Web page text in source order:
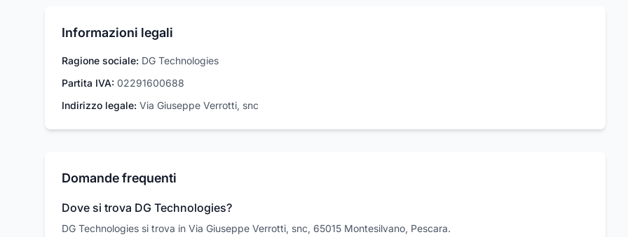
Informazioni legali
Ragione sociale: DG Technologies
Partita IVA: 02291600688
Indirizzo legale: Via Giuseppe Verrotti, snc
Domande frequenti
Dove si trova DG Technologies?
DG Technologies si trova in Via Giuseppe Verrotti, snc, 65015 Montesilvano, Pescara.